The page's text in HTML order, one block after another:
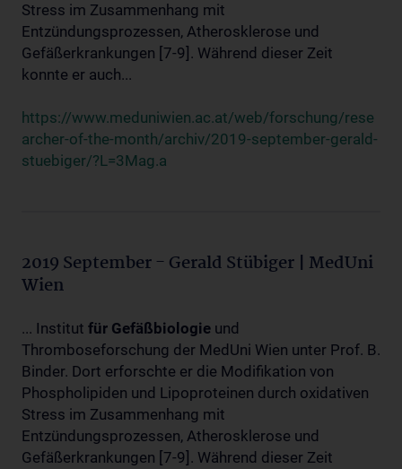
Stress im Zusammenhang mit
Entzündungsprozessen, Atherosklerose und
Gefäßerkrankungen [7-9]. Während dieser Zeit
konnte er auch...
https://www.meduniwien.ac.at/web/forschung/rese
archer-of-the-month/archiv/2019-september-gerald-
stuebiger/?L=3Mag.a
2019 September - Gerald Stübiger | MedUni
Wien
... Institut für Gefäßbiologie und
Thromboseforschung der MedUni Wien unter Prof. B.
Binder. Dort erforschte er die Modifikation von
Phospholipiden und Lipoproteinen durch oxidativen
Stress im Zusammenhang mit
Entzündungsprozessen, Atherosklerose und
Gefäßerkrankungen [7-9]. Während dieser Zeit